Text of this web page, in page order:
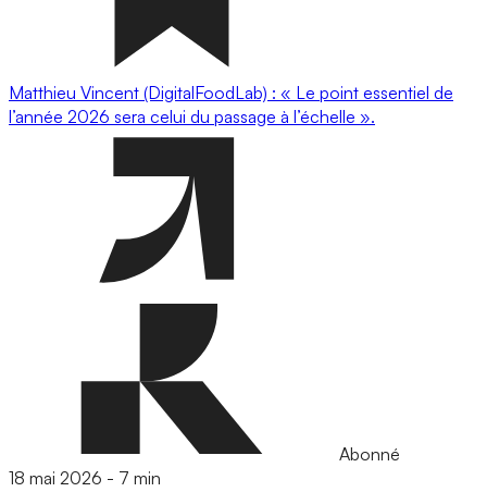
Matthieu Vincent (DigitalFoodLab) : « Le point essentiel de
l’année 2026 sera celui du passage à l’échelle ».
Abonné
18 mai 2026 - 7 min